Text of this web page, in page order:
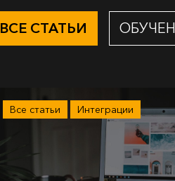
ВСЕ СТАТЬИ
Все статьи Интеграции